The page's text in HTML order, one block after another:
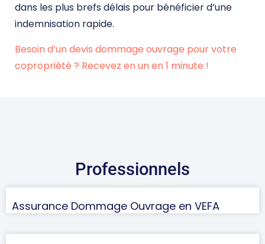
dans les plus brefs délais pour bénéficier d’une
indemnisation rapide.
Besoin d’un devis dommage ouvrage pour votre
copropriété ? Recevez en un en 1 minute !
Professionnels
Assurance Dommage Ouvrage en VEFA